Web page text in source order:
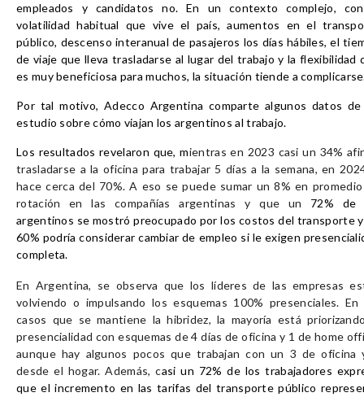
empleados y candidatos no. En un contexto complejo,
volatilidad habitual que vive el país, aumentos en el
público, descenso interanual de pasajeros los días hábiles, el
de viaje que lleva trasladarse al lugar del trabajo y la flexibilidad
es muy beneficiosa para muchos, la situación tiende a
Por tal motivo,Adecco Argentina comparte algunos datos
estudio sobre cómo viajan los argentinos al trabajo.
Los resultados revelaron que, mientras en 2023 casi un 34%
trasladarse a la oficina para trabajar 5 días a la semana, en
hace cerca del 70%. A eso se puede sumar un 8% en
rotación en las compañías argentinas y que un 72% de
argentinos se mostró preocupado por los costos del transporte
60% podría considerar cambiar de empleo si le exigen
completa.
En Argentina, se observa que los líderes de las empresas
volviendo o impulsando los esquemas 100% presenciales. En
casos que se mantiene la hibridez, la mayoría está
presencialidad con esquemas de 4 días de oficina y 1 de home
aunque hay algunos pocos que trabajan con un 3 de oficina
desde el hogar. Además, casi un 72% de los trabajadores
que el incremento en las tarifas del transporte público